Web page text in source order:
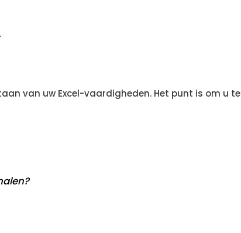
van uw Excel-vaardigheden. Het punt is om u te